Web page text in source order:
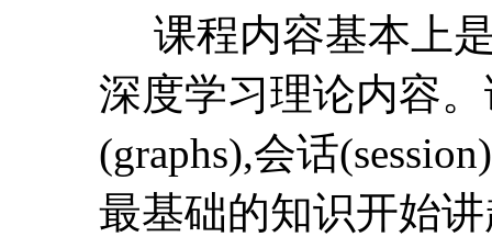
课程内容基本上
深度学习理论内容
(graphs),会话
最基础的知识开始